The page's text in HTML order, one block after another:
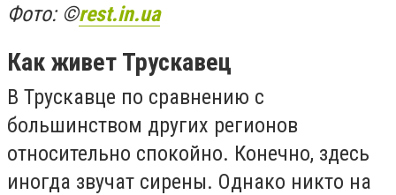
Фото: ©rest.in.ua
Как живет Трускавец
В Трускавце по сравнению с
большинством других регионов
относительно спокойно. Конечно, здесь
иногда звучат сирены. Однако никто на